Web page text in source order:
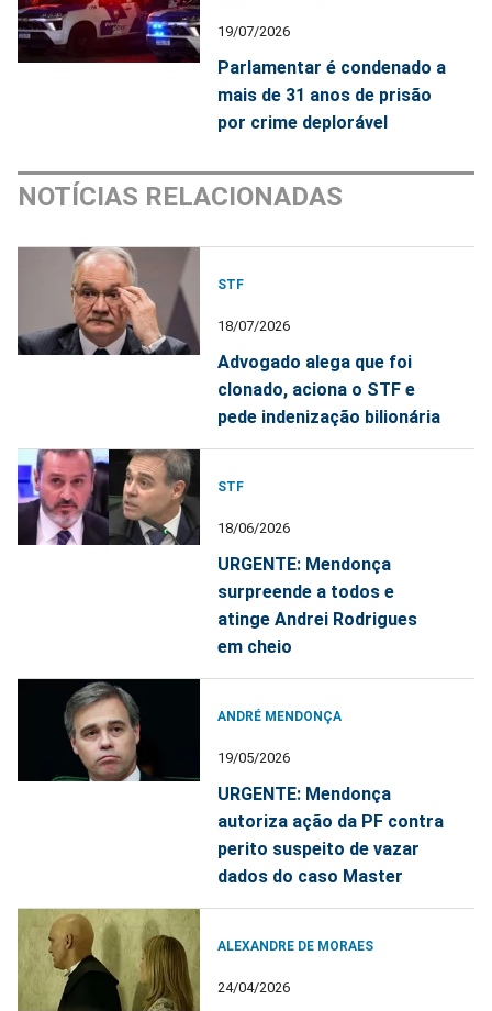
19/07/2026
Parlamentar é condenado a
mais de 31 anos de prisão
por crime deplorável
NOTÍCIAS RELACIONADAS
STF
18/07/2026
Advogado alega que foi
clonado, aciona o STF e
pede indenização bilionária
STF
18/06/2026
URGENTE: Mendonça
surpreende a todos e
atinge Andrei Rodrigues
em cheio
ANDRÉ MENDONÇA
19/05/2026
URGENTE: Mendonça
autoriza ação da PF contra
perito suspeito de vazar
dados do caso Master
ALEXANDRE DE MORAES
24/04/2026